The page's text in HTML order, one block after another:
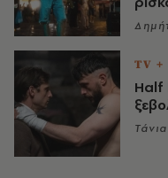
TV +
Half